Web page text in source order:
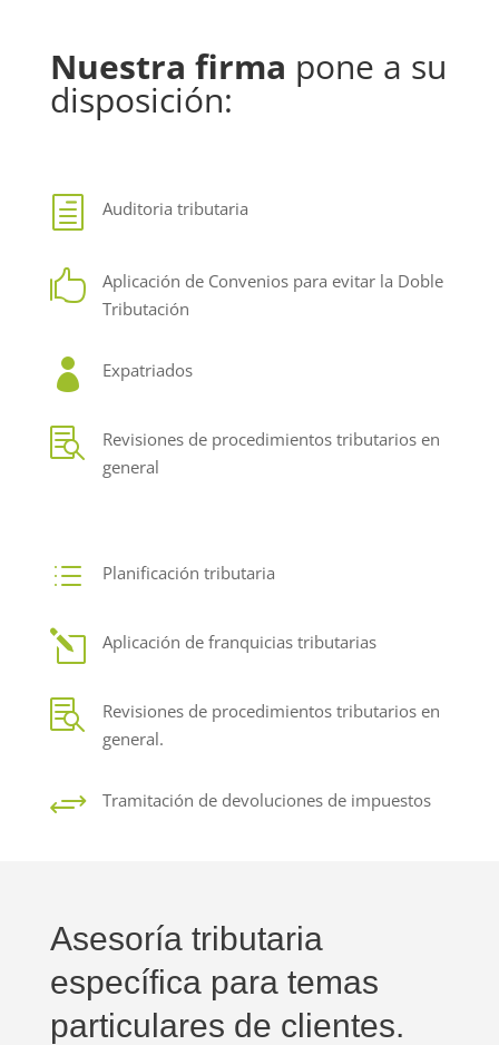
Nuestra firma pone a su
disposición:
h Auditoria tributaria

Aplicación de Convenios para evitar la Doble
Tributación
 Expatriados

Revisiones de procedimientos tributarios en
general
d Planificación tributaria
l Aplicación de franquicias tributarias

Revisiones de procedimientos tributarios en
general.
+ Tramitación de devoluciones de impuestos
Asesoría tributaria
específica para temas
particulares de clientes.